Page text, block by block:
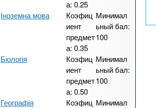
а: 0.25
Іноземна мова
Коэфиц
иент
предмет
а: 0.35
Минимал
ьный бал:
100
Біологія
Коэфиц
иент
предмет
а: 0.50
Минимал
ьный бал:
100
Географія
Коэфиц Минимал